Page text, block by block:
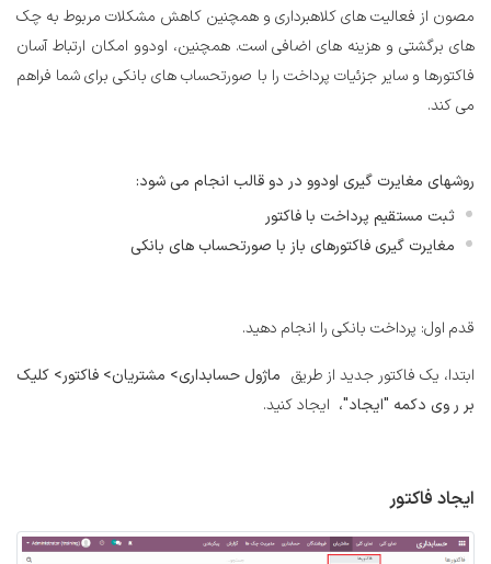
مصون از فعالیت های کلاهبرداری و همچنین کاهش مشکلات مربوط به چک
های برگشتی و هزینه های اضافی است. همچنین، اودوو امکان ارتباط آسان
فاکتورها و سایر جزئیات پرداخت را با صورتحساب های بانکی برای شما فراهم
می کند.
روشهای مغایرت گیری اودوو در دو قالب انجام می شود:
ثبت مستقیم پرداخت با فاکتور
مغایرت گیری فاکتورهای باز با صورتحساب های بانکی
قدم اول: پرداخت بانکی را انجام دهید.
ابتدا، یک فاکتور جدید از طریق ماژول حسابداری> مشتریان> فاکتور> کلیک
بر ر وی دکمه "ایجاد"، ایجاد کنید.
ایجاد فاکتور